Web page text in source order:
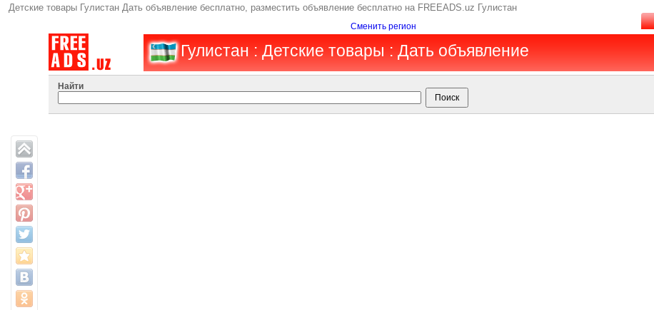
Детские товары Гулистан Дать объявление бесплатно, разместить объявление бесплатно на FREEADS.uz Гулистан
Сменить регион
Гулистан : Детские товары : Дать объявление
Найти